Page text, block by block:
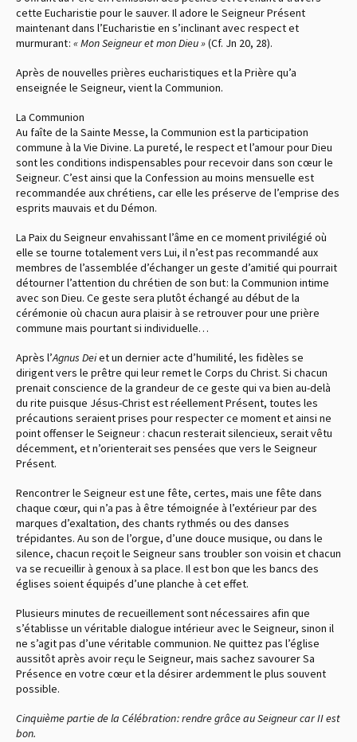
cette Eucharistie pour le sauver. Il adore le Seigneur Présent
maintenant dans l’Eucharistie en s’inclinant avec respect et
murmurant : « Mon Seigneur et mon Dieu »(Cf. Jn 20, 28).
Après de nouvelles prières eucharistiques et la Prière qu’a
enseignée le Seigneur, vient la Communion.
La Communion
Au faîte de la Sainte Messe, la Communion est la participation
commune à la Vie Divine. La pureté, le respect et l’amour pour Dieu
sont les conditions indispensables pour recevoir dans son cœur le
Seigneur. C’est ainsi que la Confession au moins mensuelle est
recommandée aux chrétiens, car elle les préserve de l’emprise des
esprits mauvais et du Démon.
La Paix du Seigneur envahissant l’âme en ce moment privilégié où
elle se tourne totalement vers Lui, il n’est pas recommandé aux
membres de l’assemblée d’échanger un geste d’amitié qui pourrait
détourner l’attention du chrétien de son but : la Communion intime
avec son Dieu. Ce geste sera plutôt échangé au début de la
cérémonie où chacun aura plaisir à se retrouver pour une prière
commune mais pourtant si individuelle…
Après l’Agnus Deiet un dernier acte d’humilité, les fidèles se
dirigent vers le prêtre qui leur remet le Corps du Christ. Si chacun
prenait conscience de la grandeur de ce geste qui va bien au-delà
du rite puisque Jésus-Christ est réellement Présent, toutes les
précautions seraient prises pour respecter ce moment et ainsi ne
point offenser le Seigneur : chacun resterait silencieux, serait vêtu
décemment, et n’orienterait ses pensées que vers le Seigneur
Présent.
Rencontrer le Seigneur est une fête, certes, mais une fête dans
chaque cœur, qui n’a pas à être témoignée à l’extérieur par des
marques d’exaltation, des chants rythmés ou des danses
trépidantes. Au son de l’orgue, d’une douce musique, ou dans le
silence, chacun reçoit le Seigneur sans troubler son voisin et chacun
va se recueillir à genoux à sa place. Il est bon que les bancs des
églises soient équipés d’une planche à cet effet.
Plusieurs minutes de recueillement sont nécessaires afin que
s’établisse un véritable dialogue intérieur avec le Seigneur, sinon il
ne s’agit pas d’une véritable communion. Ne quittez pas l’église
aussitôt après avoir reçu le Seigneur, mais sachez savourer Sa
Présence en votre cœur et la désirer ardemment le plus souvent
possible.
Cinquième partie de la Célébration : rendre grâce au Seigneur car II est
bon.